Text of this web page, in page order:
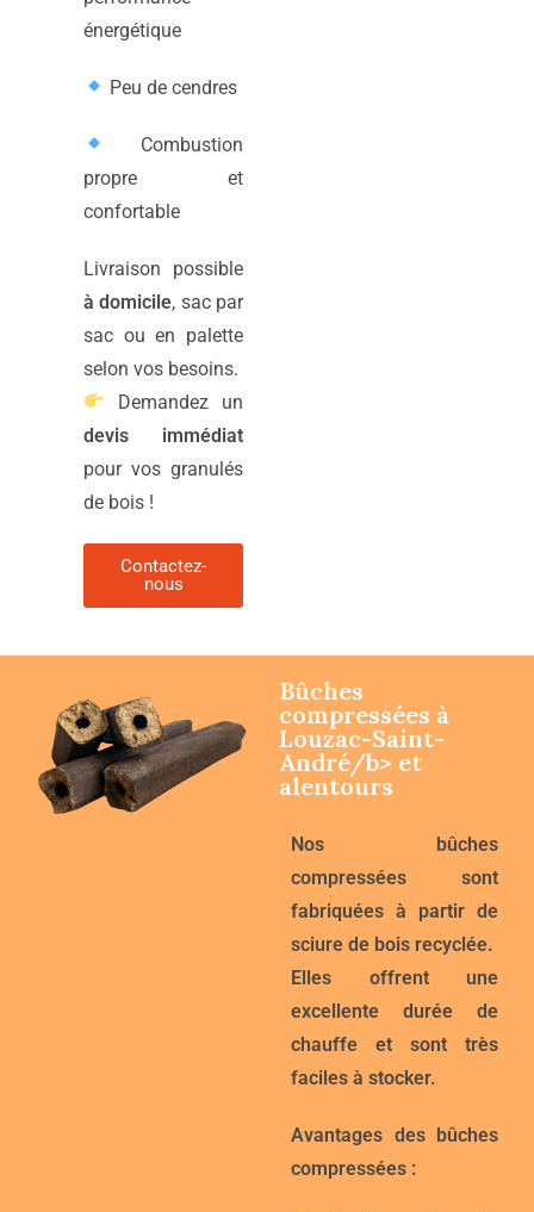
énergétique
Peu de cendres
Combustion
propre et
confortable
Livraison possible
à domicile, sac par
sac ou en palette
selon vos besoins.
Demandez un
devis immédiat
pour vos granulés
de bois !
Contactez-
nous
Bûches
compressées à
Louzac-Saint-
André/b> et
alentours
Nos bûches
compressées sont
fabriquées à partir de
sciure de bois recyclée.
Elles offrent une
excellente durée de
chauffe et sont très
faciles à stocker.
Avantages des bûches
compressées :